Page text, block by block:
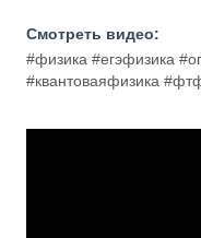
Смотреть видео:
#физика #егэфизика
#квантоваяфизика